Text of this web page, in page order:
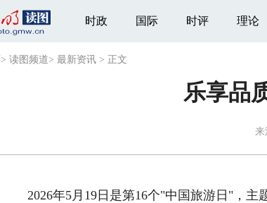
时政 国际 时评 理论
> 读图频道> 最新资讯 > 正文
乐享品
来
2026年5月19日是第16个"中国旅游日"，主